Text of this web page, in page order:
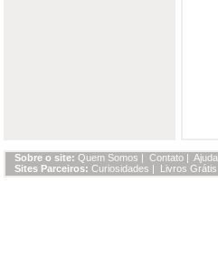
Sobre o site: Quem Somos | Contato | Ajuda
Sites Parceiros: Curiosidades | Livros Grátis